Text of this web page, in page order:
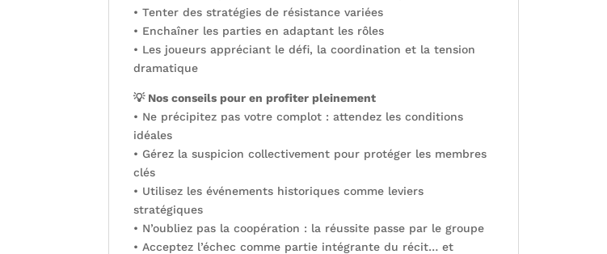
• Tenter des stratégies de résistance variées
• Enchaîner les parties en adaptant les rôles
• Les joueurs appréciant le défi, la coordination et la tension
dramatique
💡 Nos conseils pour en profiter pleinement
• Ne précipitez pas votre complot : attendez les conditions
idéales
• Gérez la suspicion collectivement pour protéger les membres
clés
• Utilisez les événements historiques comme leviers
stratégiques
• N’oubliez pas la coopération : la réussite passe par le groupe
• Acceptez l’échec comme partie intégrante du récit… et